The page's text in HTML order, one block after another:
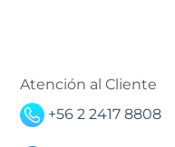
Atención al Cliente
+56 2 2417 8808